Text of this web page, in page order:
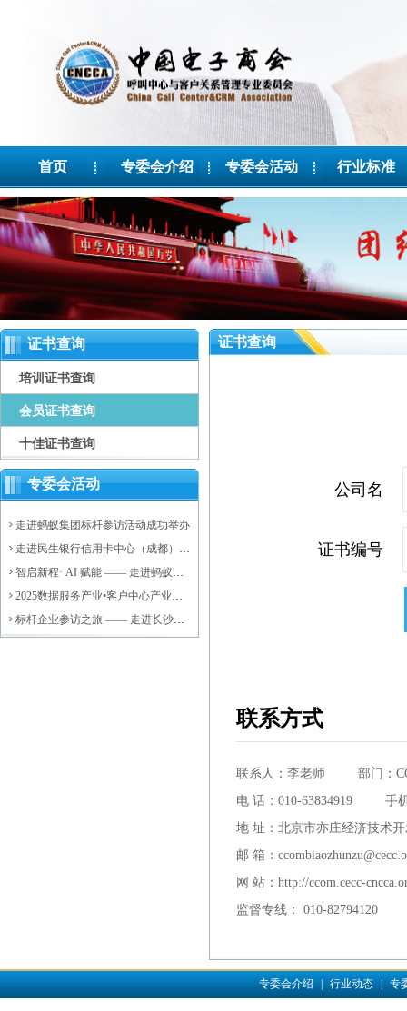
首页 专委会介绍 专委会活动 行业标准
证书查询
培训证书查询
会员证书查询
十佳证书查询
专委会活动
走进蚂蚁集团标杆参访活动成功举办
走进民生银行信用卡中心（成都）后
台运营中心标杆参访活动成功举办
智启新程· AI 赋能 —— 走进蚂蚁集
团，探索大模型驱动的数智未来活动
2025数据服务产业•客户中心产业高
质量发展会议暨济阳区数据服务产业
资源对接会成功举办
标杆企业参访之旅 —— 走进长沙银
行活动圆满结束
证书查询
公司名
证书编号
联系方式
联系人：李老师 部门：
电 话：010-63834919 手机
地 址：北京市亦庄经济技术
邮 箱：
网 站：http://ccom.cecc-
监督专线： 010-82794120
专委会介绍 行业动态 专